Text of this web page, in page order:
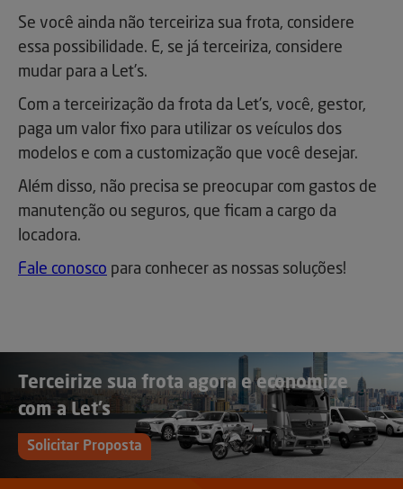
Se você ainda não terceiriza sua frota, considere
essa possibilidade. E, se já terceiriza, considere
mudar para a Let’s.
Com a terceirização da frota da Let’s, você, gestor,
paga um valor fixo para utilizar os veículos dos
modelos e com a customização que você desejar.
Além disso, não precisa se preocupar com gastos de
manutenção ou seguros, que ficam a cargo da
locadora.
Fale conosco para conhecer as nossas soluções!
Terceirize sua frota agora e economize
com a Let’s
Solicitar Proposta